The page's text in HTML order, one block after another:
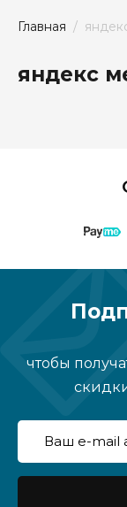
Главная /
яндекс
чтобы